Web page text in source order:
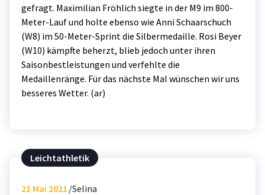
gefragt. Maximilian Fröhlich siegte in der M9 im 800-
Meter-Lauf und holte ebenso wie Anni Schaarschuch
(W8) im 50-Meter-Sprint die Silbermedaille. Rosi Beyer
(W10) kämpfte beherzt, blieb jedoch unter ihren
Saisonbestleistungen und verfehlte die
Medaillenränge. Für das nächste Mal wünschen wir uns
besseres Wetter. (ar)
Leichtathletik
21 Mai 2021 Selina